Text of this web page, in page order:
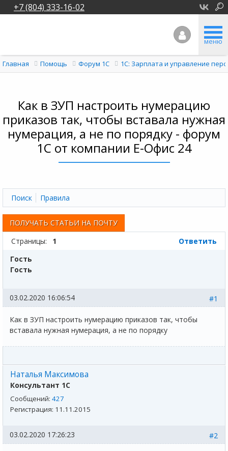
+7 (804) 333-16-02
меню
Главная Помощь Форум 1C 1С: Зарплата и управление
Как в ЗУП настроить нумерацию
приказов так, чтобы вставала нужная
нумерация, а не по порядку - форум
1С от компании Е-Офис 24
Поиск Правила
ПОЛУЧАТЬ СТАТЬИ НА ПОЧТУ
Страницы:
1
Ответить
Гость
Гость
#1
03.02.2020 16:06:54
Как в ЗУП настроить нумерацию приказов так, чтобы
вставала нужная нумерация, а не по порядку
Наталья Максимова
Консультант 1С
Сообщений: 427
Регистрация: 11.11.2015
#2
03.02.2020 17:26:23